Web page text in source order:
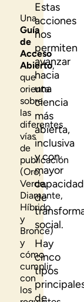
Una
Guía
de
Acceso
Abierto,
que
orienta
sobre
las
diferentes
vías
de
publicación
(Oro,
Verde,
Diamante,
Híbrido
y
Bronce)
y
cómo
cumplir
con
los
Estas
acciones
nos
permiten
avanzar
hacia
una
ciencia
más
abierta,
inclusiva
y con
mayor
capacidad
de
social.
Hay
cinco
tipos
de